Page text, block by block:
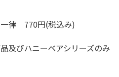
律 770円(税込み)
及びハニーベアシリーズのみ